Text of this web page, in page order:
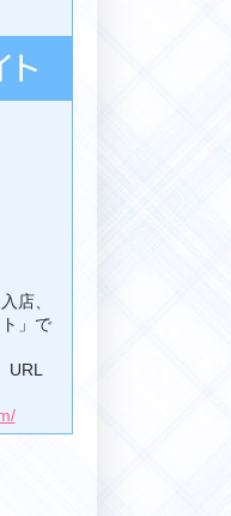
店、
」で
URL